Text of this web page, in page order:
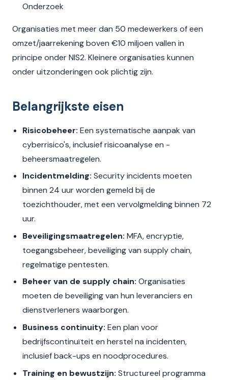
Onderzoek
Organisaties met meer dan 50 medewerkers of een
omzet/jaarrekening boven €10 miljoen vallen in
principe onder NIS2. Kleinere organisaties kunnen
onder uitzonderingen ook plichtig zijn.
Belangrijkste eisen
Risicobeheer: Een systematische aanpak van
cyberrisico's, inclusief risicoanalyse en -
beheersmaatregelen.
Incidentmelding: Security incidents moeten
binnen 24 uur worden gemeld bij de
toezichthouder, met een vervolgmelding binnen 72
uur.
Beveiligingsmaatregelen: MFA, encryptie,
toegangsbeheer, beveiliging van supply chain,
regelmatige pentesten.
Beheer van de supply chain: Organisaties
moeten de beveiliging van hun leveranciers en
dienstverleners waarborgen.
Business continuity: Een plan voor
bedrijfscontinuïteit en herstel na incidenten,
inclusief back-ups en noodprocedures.
Training en bewustzijn: Structureel programma